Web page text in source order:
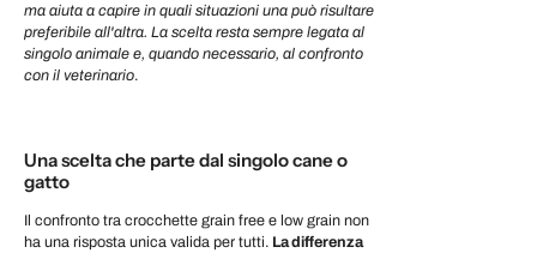
ma aiuta a capire in quali situazioni una può risultare
preferibile all'altra. La scelta resta sempre legata al
singolo animale e, quando necessario, al confronto
con il veterinario.
Una scelta che parte dal singolo cane o
gatto
Il confronto tra crocchette grain free e low grain non
ha una risposta unica valida per tutti. La differenza